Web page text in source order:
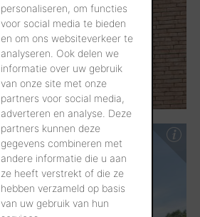
personaliseren, om functies
voor social media te bieden
en om ons websiteverkeer te
analyseren. Ook delen we
informatie over uw gebruik
van onze site met onze
partners voor social media,
adverteren en analyse. Deze
partners kunnen deze
gegevens combineren met
andere informatie die u aan
ze heeft verstrekt of die ze
hebben verzameld op basis
van uw gebruik van hun